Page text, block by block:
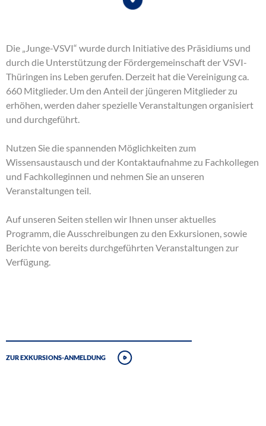
Die „Junge-VSVI“ wurde durch Initiative des Präsidiums und
durch die Unterstützung der Fördergemeinschaft der VSVI-
Thüringen ins Leben gerufen. Derzeit hat die Vereinigung ca.
660 Mitglieder. Um den Anteil der jüngeren Mitglieder zu
erhöhen, werden daher spezielle Veranstaltungen organisiert
und durchgeführt.
Nutzen Sie die spannenden Möglichkeiten zum
Wissensaustausch und der Kontaktaufnahme zu Fachkollegen
und Fachkolleginnen und nehmen Sie an unseren
Veranstaltungen teil.
Auf unseren Seiten stellen wir Ihnen unser aktuelles
Programm, die Ausschreibungen zu den Exkursionen, sowie
Berichte von bereits durchgeführten Veranstaltungen zur
Verfügung.
Zur Exkursions-Anmeldung